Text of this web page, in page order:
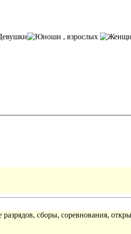
, взрослых
сборы, соревнования,